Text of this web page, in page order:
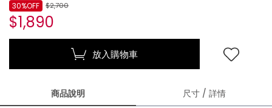
$2,700
$1,890
30%OFF
放入購物車
商品說明 尺寸 / 詳情